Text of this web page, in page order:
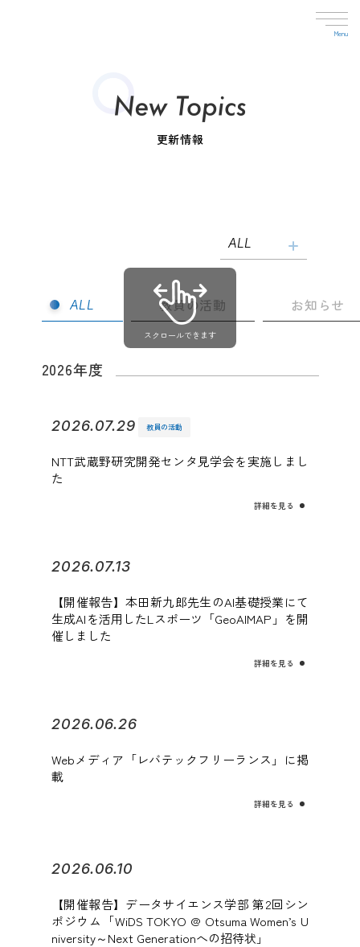
更新情報
ALL
ALL 教員の活動 お知らせ
2026年度
2026.07.29 教員の活動
NTT武蔵野研究開発センタ見学会を実施しまし
た
詳細を見る
2026.07.13
【開催報告】本田新九郎先生のAI基礎授業にて
生成AIを活用したLスポーツ「GeoAIMAP」を開
催しました
詳細を見る
2026.06.26
Webメディア「レバテックフリーランス」に掲
載
詳細を見る
2026.06.10
【開催報告】データサイエンス学部 第2回シン
ポジウム「WiDS TOKYO @ Otsuma Women’s U
niversity～Next Generationへの招待状」